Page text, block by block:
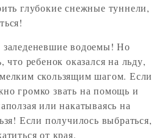
глубокие снежные туннели,
водоемы! Но
что ребенок оказался на льду,
скользящим шагом. Если
громко звать на помощь и
или накатываясь на
Если получилось выбраться,
от края.